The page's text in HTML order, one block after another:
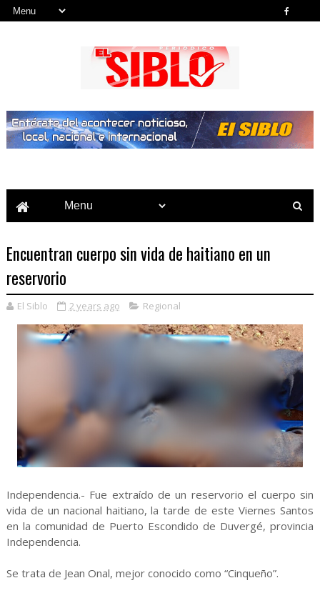
Encuentran cuerpo sin vida de haitiano en un
reservorio
El Siblo 2 years ago Regional
Independencia.- Fue extraído de un reservorio el cuerpo sin
vida de un nacional haitiano, la tarde de este Viernes Santos
en la comunidad de Puerto Escondido de Duvergé, provincia
Independencia.
Se trata de Jean Onal, mejor conocido como “Cinqueño”.